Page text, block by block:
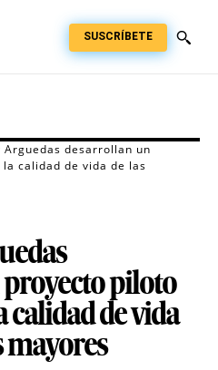
SUSCRÍBETE
Arguedas desarrollan un
calidad de vida de las
piloto
de vida
mayores